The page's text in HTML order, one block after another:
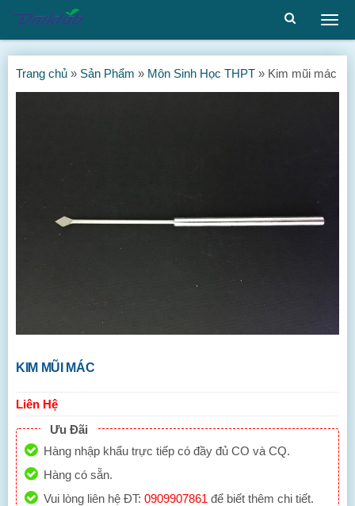
Trang chủ » Sản Phẩm » Môn Sinh Học THPT » Kim mũi mác
KIM MŨI MÁC
Liên Hệ
Ưu Đãi
Hàng nhập khẩu trực tiếp có đầy đủ CO và CQ.
Hàng có sẵn.
Vui lòng liên hệ ĐT: 0909907861 để biết thêm chi tiết.